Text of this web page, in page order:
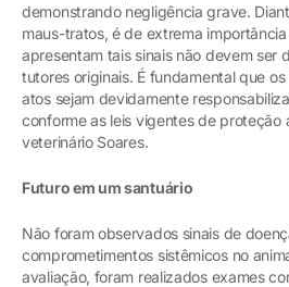
demonstrando negligência grave.
maus-tratos, é de extrema
apresentam tais sinais não devem ser
tutores originais. É fundamental que
atos sejam devidamente
conforme as leis vigentes de proteção
veterinário Soares.
Futuro em um santuário
Não foram observados sinais de
comprometimentos sistêmicos no
avaliação, foram realizados exames